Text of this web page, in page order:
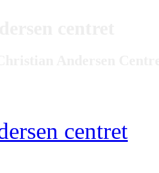
centret